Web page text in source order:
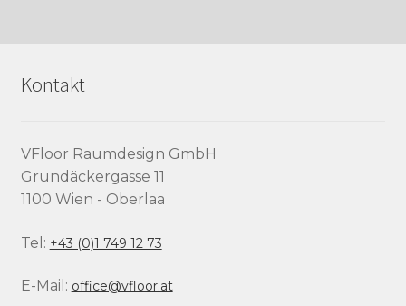
Kontakt
VFloor Raumdesign GmbH
Grundäckergasse 11
1100 Wien - Oberlaa
Tel: +43 (0)1 749 12 73
E-Mail: office@vfloor.at